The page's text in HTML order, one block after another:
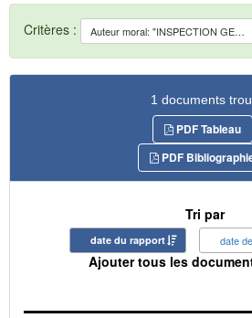
Critères : Auteur moral: "INSPECTION GENERALE DES SERVICES DES AFFAIRES MARITIMES"
1 documents
PDF Tableau
PDF
Tri par
date du rapport date
Ajouter tous les